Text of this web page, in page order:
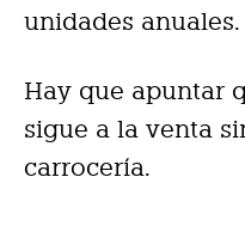
unidades anuales.
Hay que apuntar
sigue a la venta
carrocería.